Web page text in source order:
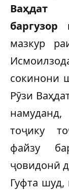
Ваҳдат
мазкур
сокинони
Рӯзи
тоҷику
файзу
ҷовидонӣ
Гуфта